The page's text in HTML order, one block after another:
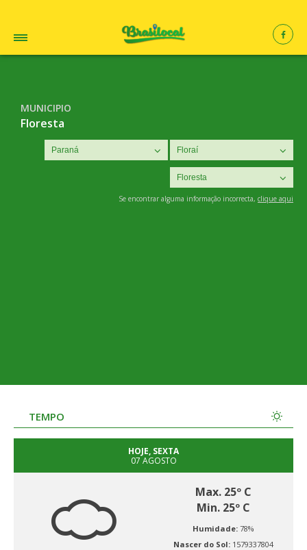
MUNICIPIO
Floresta
Se encontrar alguma informação incorrecta, clique aqui
TEMPO
HOJE, SEXTA
07 AGOSTO
Max. 25º C
Min. 25º C
Humidade: 78%
Nascer do Sol: 1579337804